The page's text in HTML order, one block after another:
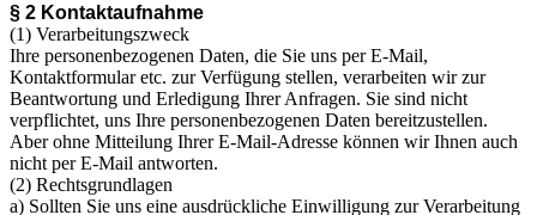
§ 2 Kontaktaufnahme
(1) Verarbeitungszweck
Ihre personenbezogenen Daten, die Sie uns per E-Mail,
Kontaktformular etc. zur Verfügung stellen, verarbeiten wir zur
Beantwortung und Erledigung Ihrer Anfragen. Sie sind nicht
verpflichtet, uns Ihre personenbezogenen Daten bereitzustellen.
Aber ohne Mitteilung Ihrer E-Mail-Adresse können wir Ihnen auch
nicht per E-Mail antworten.
(2) Rechtsgrundlagen
a) Sollten Sie uns eine ausdrückliche Einwilligung zur Verarbeitung